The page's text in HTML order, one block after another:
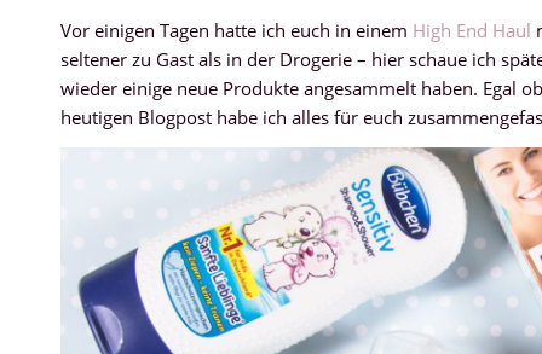
Vor einigen Tagen hatte ich euch in einem High End Haul
seltener zu Gast als in der Drogerie – hier schaue ich
wieder einige neue Produkte angesammelt haben. Egal
heutigen Blogpost habe ich alles für euch